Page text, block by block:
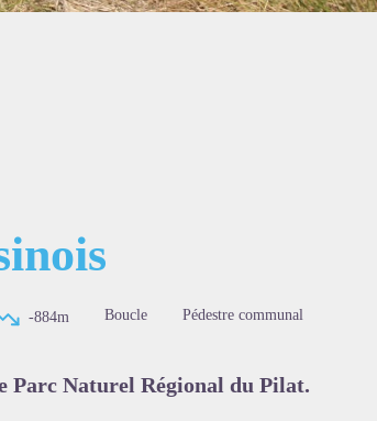
l'image en plein écran
-884m Boucle Pédestre communal
Parc Naturel Régional du Pilat.